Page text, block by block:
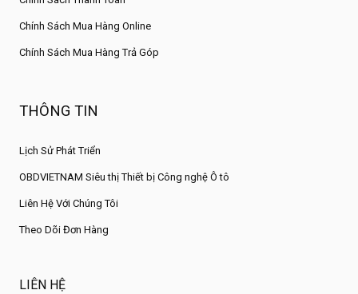
Chính Sách Mua Hàng Online
Chính Sách Mua Hàng Trả Góp
THÔNG TIN
Lịch Sử Phát Triển
OBDVIETNAM Siêu thị Thiết bị Công nghệ Ô tô
Liên Hệ Với Chúng Tôi
Theo Dõi Đơn Hàng
LIÊN HỆ